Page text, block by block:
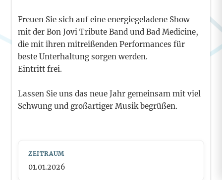
Freuen Sie sich auf eine energiegeladene Show
mit der Bon Jovi Tribute Band und Bad Medicine,
die mit ihren mitreißenden Performances für
beste Unterhaltung sorgen werden.
Eintritt frei.
Lassen Sie uns das neue Jahr gemeinsam mit viel
Schwung und großartiger Musik begrüßen.
ZEITRAUM
01.01.2026